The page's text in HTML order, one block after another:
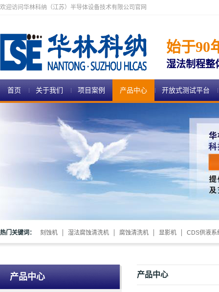
欢迎访问华林科纳（江苏）半导体设备技术有限公司官网
始于90
湿法制程整
首页 关于我们 项目案例 产品中心 开放式测试平台
热门关键词： 刻蚀机 湿法腐蚀清洗机 腐蚀清洗机 显影机 CDS供液系
产品中心 产品中心